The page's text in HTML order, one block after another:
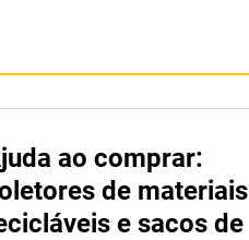
ao comprar:
de materiais
e sacos de